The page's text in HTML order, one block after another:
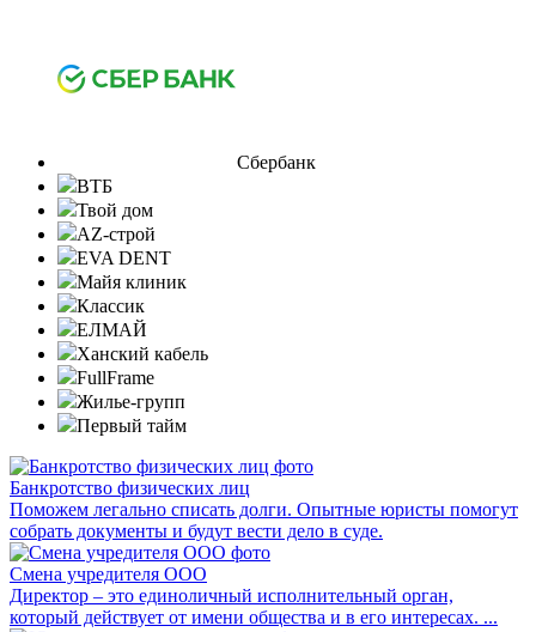
Сбербанк
ВТБ
Твой дом
AZ-строй
EVA DENT
Майя клиник
Классик
ЕЛМАЙ
Ханский кабель
FullFrame
Жилье-групп
Первый тайм
Банкротство физических лиц
Поможем легально списать долги. Опытные юристы помогут
собрать документы и будут вести дело в суде.
Смена учредителя ООО
Директор – это единоличный исполнительный орган,
который действует от имени общества и в его интересах. ...